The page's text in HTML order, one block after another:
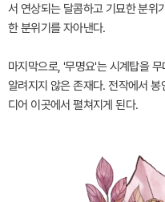
서 연상되는 달콤하고 기묘한 분위
한 분위기를 자아낸다.
마지막으로, '무명요'는 시계탑을
알려지지 않은 존재다. 전작에서
디어 이곳에서 펼쳐지게 된다.